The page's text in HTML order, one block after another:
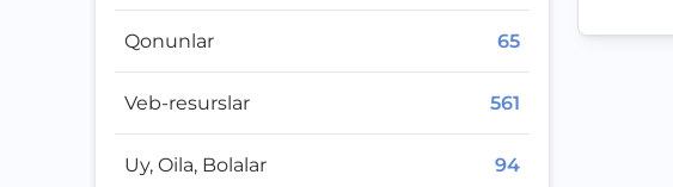
Qonunlar 65
Veb-resurslar 561
Uy, Oila, Bolalar 94